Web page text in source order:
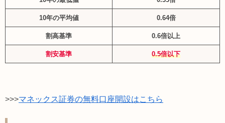
10年の平均値 0.64倍
割高基準 0.6倍以上
割安基準 0.5倍以下
>>>マネックス証券の無料口座開設はこちら